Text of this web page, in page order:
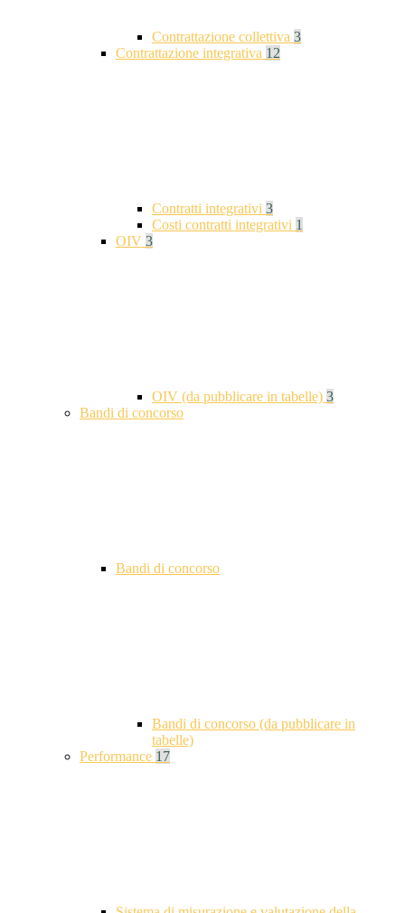
Contrattazione collettiva 3
Contrattazione integrativa 12
Contratti integrativi 3
Costi contratti integrativi 1
OIV 3
OIV (da pubblicare in tabelle) 3
Bandi di concorso
Bandi di concorso
Bandi di concorso (da pubblicare in
tabelle)
Performance 17